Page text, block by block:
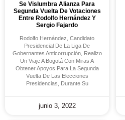
Se Vislumbra Alianza Para
Segunda Vuelta De Votaciones
Entre Rodolfo Hernández Y
Sergio Fajardo
Rodolfo Hernández, Candidato
Presidencial De La Liga De
Gobernantes Anticorrupción, Realizo
Un Viaje A Bogotá Con Miras A
Obtener Apoyos Para La Segunda
Vuelta De Las Elecciones
Presidencias, Durante Su
junio 3, 2022